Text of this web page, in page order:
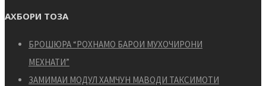
АХБОРИ ТОЗА
БРОШЮРА “РОХНАМО БАРОИ МУХОЧИРОНИ
МЕХНАТИ”
ЗАМИМАИ МОДУЛ ХАМЧУН МАВОДИ ТАКСИМОТИ